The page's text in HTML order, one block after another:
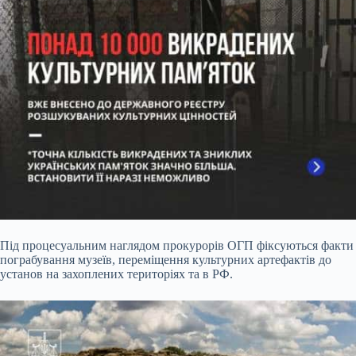
Під процесуальним наглядом прокурорів ОГП фіксуються факти
пограбування музеїв, переміщення культурних артефактів до
установ на захоплених територіях та в РФ.